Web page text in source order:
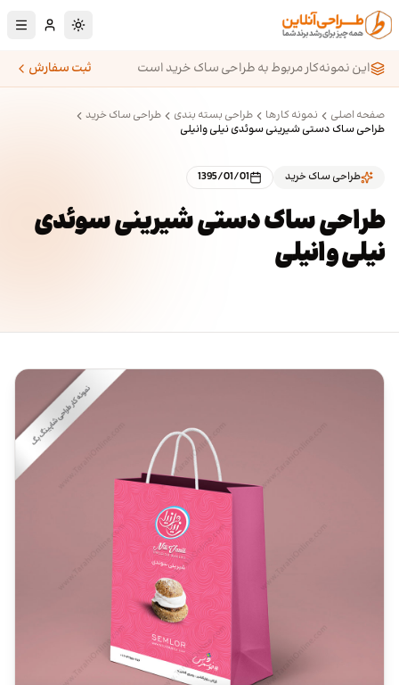
پرش به محتوای اصلی
تغییر به حالت
این نمونه‌کار مربوط به طراحی ساک خرید است
ثبت سفارش
صفحه اصلی نمونه کارها طراحی بسته بندی
طراحی ساک خرید
طراحی ساک دستی شیرینی سوئدی نیلی وانیلی
طراحی ساک خرید 1395/01/01
طراحی ساک دستی شیرینی سوئدی
نیلی وانیلی